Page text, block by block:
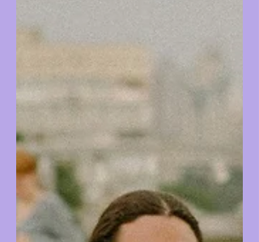
dönemlerde kütüphaneler temel bilgi arayışı
için sıkça kullanılıyordu (ve hâlâ da öyle).
Ancak bu düşüncenin de